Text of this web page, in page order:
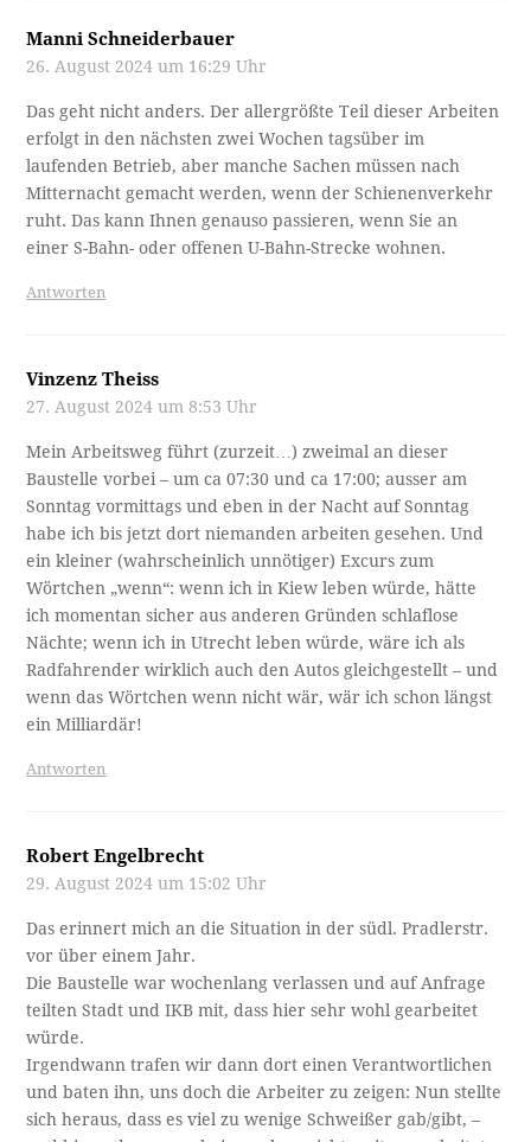
Manni Schneiderbauer
26. August 2024 um 16:29 Uhr
Das geht nicht anders. Der allergrößte Teil dieser Arbeiten
erfolgt in den nächsten zwei Wochen tagsüber im
laufenden Betrieb, aber manche Sachen müssen nach
Mitternacht gemacht werden, wenn der Schienenverkehr
ruht. Das kann Ihnen genauso passieren, wenn Sie an
einer S-Bahn- oder offenen U-Bahn-Strecke wohnen.
Antworten
Vinzenz Theiss
27. August 2024 um 8:53 Uhr
Mein Arbeitsweg führt (zurzeit…) zweimal an dieser
Baustelle vorbei – um ca 07:30 und ca 17:00; ausser am
Sonntag vormittags und eben in der Nacht auf Sonntag
habe ich bis jetzt dort niemanden arbeiten gesehen. Und
ein kleiner (wahrscheinlich unnötiger) Excurs zum
Wörtchen „wenn“: wenn ich in Kiew leben würde, hätte
ich momentan sicher aus anderen Gründen schlaflose
Nächte; wenn ich in Utrecht leben würde, wäre ich als
Radfahrender wirklich auch den Autos gleichgestellt – und
wenn das Wörtchen wenn nicht wär, wär ich schon längst
ein Milliardär!
Antworten
Robert Engelbrecht
29. August 2024 um 15:02 Uhr
Das erinnert mich an die Situation in der südl. Pradlerstr.
vor über einem Jahr.
Die Baustelle war wochenlang verlassen und auf Anfrage
teilten Stadt und IKB mit, dass hier sehr wohl gearbeitet
würde.
Irgendwann trafen wir dann dort einen Verantwortlichen
und baten ihn, uns doch die Arbeiter zu zeigen: Nun stellte
sich heraus, dass es viel zu wenige Schweißer gab/gibt, –